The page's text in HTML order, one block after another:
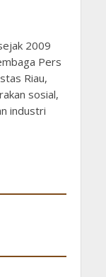
2009
Pers
Riau,
sosial,
industri